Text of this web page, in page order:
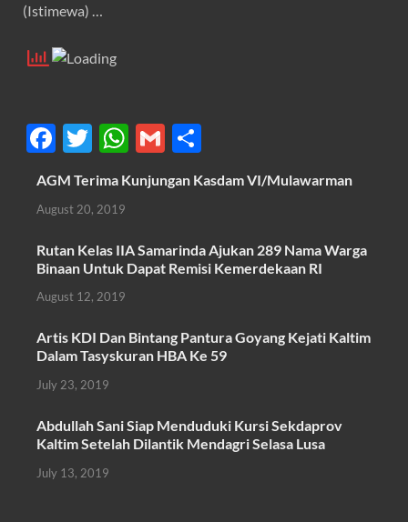
(Istimewa) …
F
ac
e
b
o
o
k
T
w
itt
er
W
h
at
A
p
G
ail
h
ar
AGM Terima Kunjungan Kasdam VI/Mulawarman
August 20, 2019
Rutan Kelas IIA Samarinda Ajukan 289 Nama Warga
Binaan Untuk Dapat Remisi Kemerdekaan RI
August 12, 2019
Artis KDI Dan Bintang Pantura Goyang Kejati Kaltim
Dalam Tasyskuran HBA Ke 59
July 23, 2019
Abdullah Sani Siap Menduduki Kursi Sekdaprov
Kaltim Setelah Dilantik Mendagri Selasa Lusa
July 13, 2019